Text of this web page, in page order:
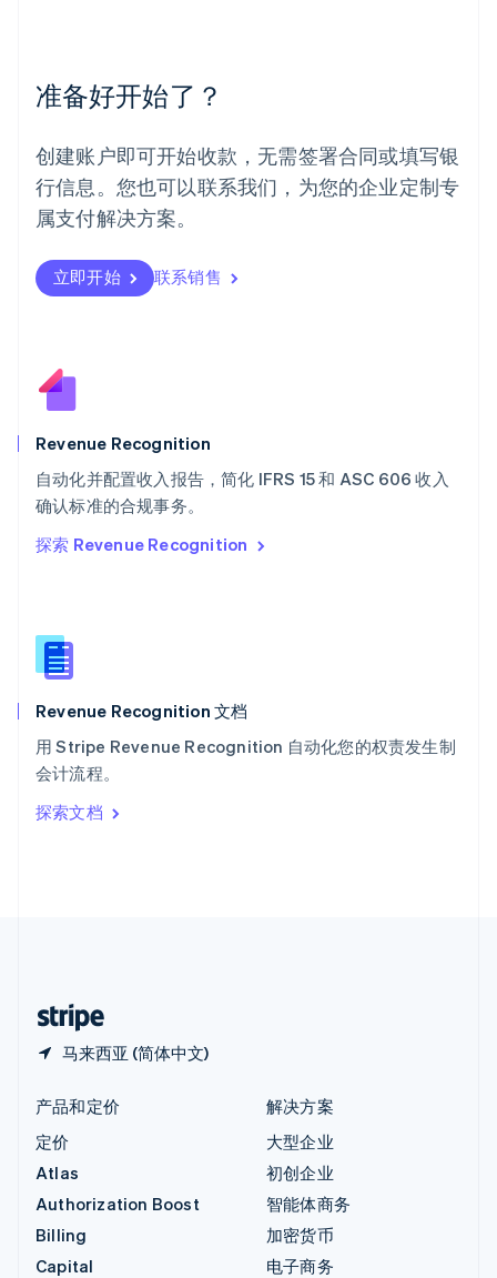
准备好开始了？
创建账户即可开始收款，无需签署合同或填写银
行信息。您也可以联系我们，为您的企业定制专
属支付解决方案。
立即开始 联系销售
Revenue Recognition
自动化并配置收入报告，简化 IFRS 15 和 ASC 606 收入
确认标准的合规事务。
探索 Revenue Recognition
Revenue Recognition 文档
用 Stripe Revenue Recognition 自动化您的权责发生制
会计流程。
探索文档
马来西亚 (简体中文)
墨西哥
EspañolEnglish
English
葡萄牙
PortuguêsEnglish
日本
瑞典
Svenska English
瑞士
English
斯洛文尼亚
Italiano
泰国
ไทยEnglish
English
English
新西兰
匈牙利
意大利
Italiano
印度
English
产品和定价
定价
Atlas
Authorization Boost
Billing
Capital
解决方案
大型企业
初创企业
智能体商务
加密货币
电子商务